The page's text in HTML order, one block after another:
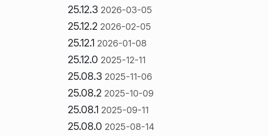
25.12.3 2026-03-05
25.12.2 2026-02-05
25.12.1 2026-01-08
25.12.0 2025-12-11
25.08.3 2025-11-06
25.08.2 2025-10-09
25.08.1 2025-09-11
25.08.0 2025-08-14